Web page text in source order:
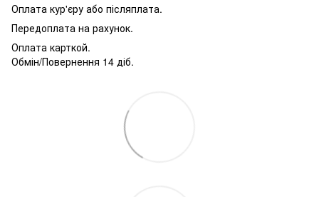
Оплата кур'єру або післяплата.
Передоплата на рахунок.
Оплата карткой.
Обмін/Повернення 14 діб.